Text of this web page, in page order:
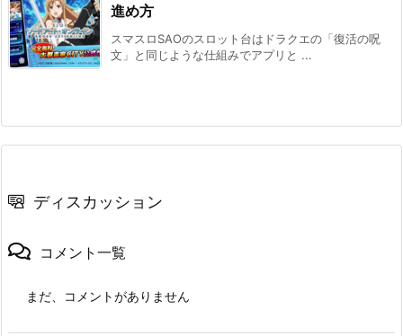
進め方
スマスロSAOのスロット台はドラクエの「復活の呪
文」と同じような仕組みでアプリと ...
ディスカッション
コメント一覧
まだ、コメントがありません